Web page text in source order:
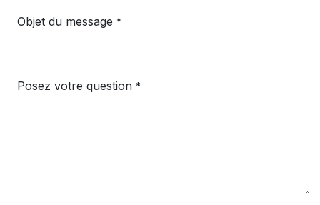
Objet du message *
Posez votre question *